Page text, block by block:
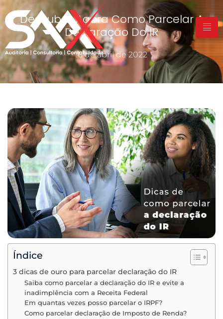
Descubra Agora Como Parcelar A
Declaração Do IR
6 de abril de 2022
Índice
3 dicas de ouro para parcelar declaração do IR
Saiba como parcelar a declaração do IR e evite a
inadimplência com a Receita Federal
Em quantas vezes posso parcelar o IRPF?
Como parcelar declaração de Imposto de Renda?